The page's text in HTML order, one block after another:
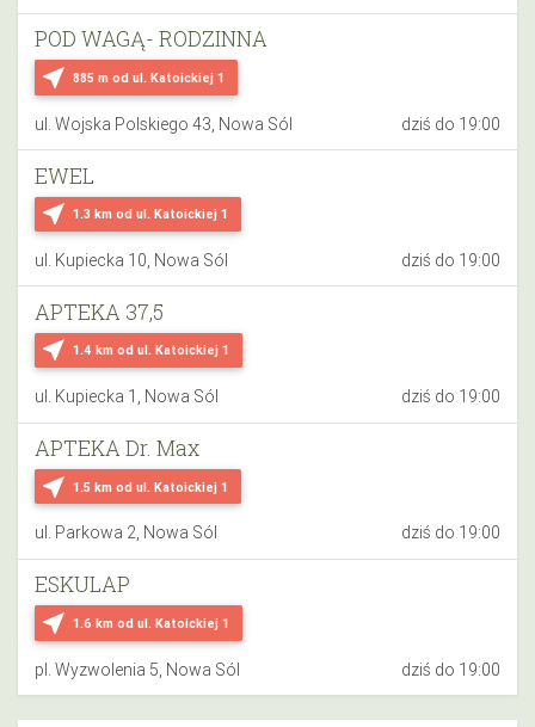
near_me 885 m od ul. Katoickiej 1
POD WAGĄ- RODZINNA
ul. Wojska Polskiego 43, Nowa Sól dziś do 19:00
near_me 1.3 km od ul. Katoickiej 1
EWEL
ul. Kupiecka 10, Nowa Sól dziś do 19:00
near_me 1.4 km od ul. Katoickiej 1
APTEKA 37,5
ul. Kupiecka 1, Nowa Sól dziś do 19:00
near_me 1.5 km od ul. Katoickiej 1
APTEKA Dr. Max
ul. Parkowa 2, Nowa Sól dziś do 19:00
near_me 1.6 km od ul. Katoickiej 1
ESKULAP
pl. Wyzwolenia 5, Nowa Sól dziś do 19:00